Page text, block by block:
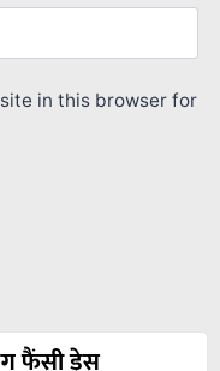
in this browser for
फैंसी ड्रेस